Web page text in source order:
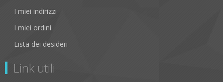
I miei indirizzi
I miei ordini
Lista dei desideri
Link utili